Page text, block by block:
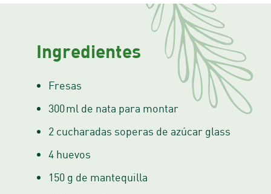
Ingredientes
Fresas
300 ml de nata para montar
2 cucharadas soperas de azúcar glass
4 huevos
150 g de mantequilla